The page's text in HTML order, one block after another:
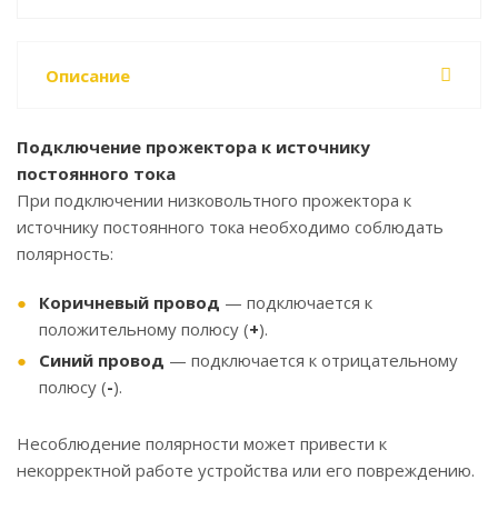
Описание
Подключение прожектора к источнику
постоянного тока
При подключении низковольтного прожектора к
источнику постоянного тока необходимо соблюдать
полярность:
Коричневый провод — подключается к
положительному полюсу (+).
Синий провод — подключается к отрицательному
полюсу (-).
Несоблюдение полярности может привести к
некорректной работе устройства или его повреждению.